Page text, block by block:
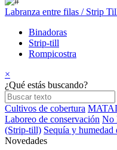
Labranza entre filas / Strip
Binadoras
Strip-till
Rompicostra
×
¿Qué estás buscando?
Cultivos de cobertura
Laboreo de conservación No
(Strip-till) Sequía y humedad
Novedades